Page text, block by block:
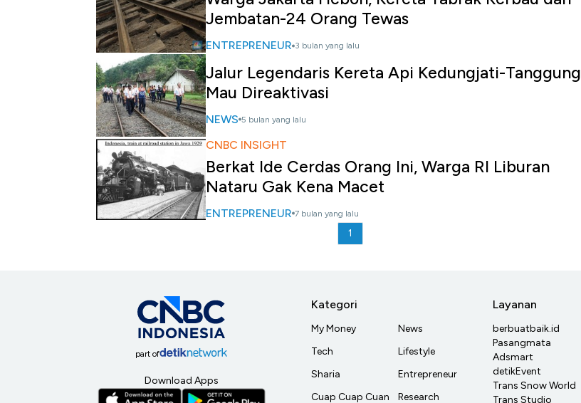
Jembatan-24 Orang Tewas
ENTREPRENEUR 3 bulan yang lalu
Jalur Legendaris Kereta Api Kedungjati-Tanggung
Mau Direaktivasi
NEWS 5 bulan yang lalu
CNBC INSIGHT
Berkat Ide Cerdas Orang Ini, Warga RI Liburan
Nataru Gak Kena Macet
ENTREPRENEUR 7 bulan yang lalu
1
part of
Download Apps
Kategori
My Money
Tech
Sharia
Cuap Cuap Cuan
News
Lifestyle
Entrepreneur
Research
Layanan
berbuatbaik.id
Pasangmata
Adsmart
detikEvent
Trans Snow World
Trans Studio